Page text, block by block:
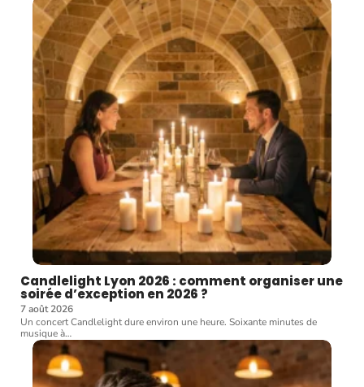
Candlelight Lyon 2026 : comment organiser une
soirée d’exception en 2026 ?
7 août 2026
Un concert Candlelight dure environ une heure. Soixante minutes de
musique à…